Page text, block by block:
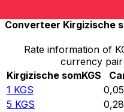
Converteer Kirgizische
Rate information of
currency pair
Kirgizische somKGS
1 KGS
5 KGS